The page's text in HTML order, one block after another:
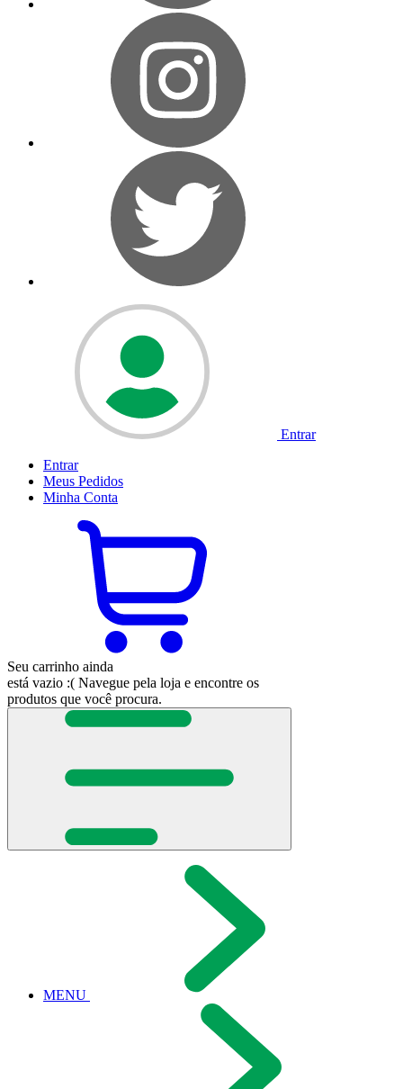
Entrar
Entrar
Meus Pedidos
Minha Conta
Seu carrinho ainda
está vazio :( Navegue pela loja e encontre os
produtos que você procura.
MENU